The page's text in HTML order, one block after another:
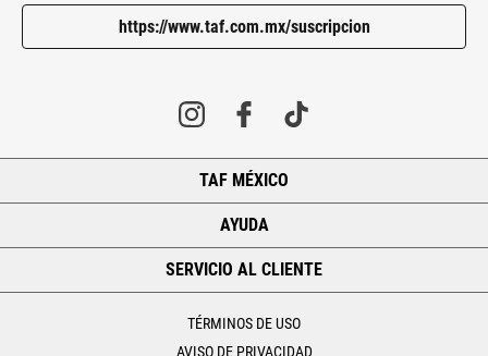
https://www.taf.com.mx/suscripcion
TAF MÉXICO
AYUDA
SERVICIO AL CLIENTE
TÉRMINOS DE USO